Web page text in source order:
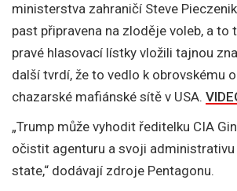
ministerstva zahraničí Steve
past připravena na zloděje voleb, a to
pravé hlasovací lístky vložili tajnou
další tvrdí, že to vedlo k obrovskému
chazarské mafiánské sítě v USA.
„Trump může vyhodit ředitelku CIA
očistit agenturu a svoji administrativu
state,“ dodávají zdroje Pentagonu.